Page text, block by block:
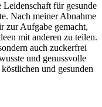
für gesunde
Nach meiner Abnahme
zur Aufgabe gemacht,
mit anderen zu teilen.
auch zuckerfrei
und genussvolle
und gesunden